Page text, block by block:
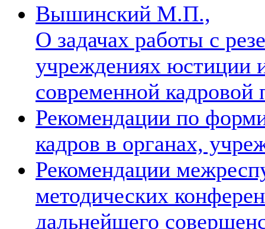
Вышинский М.П.,
О задачах работы с
учреждениях юстиции
современной кадровой
Рекомендации по
кадров в органах,
Рекомендации
методических
дальнейшего